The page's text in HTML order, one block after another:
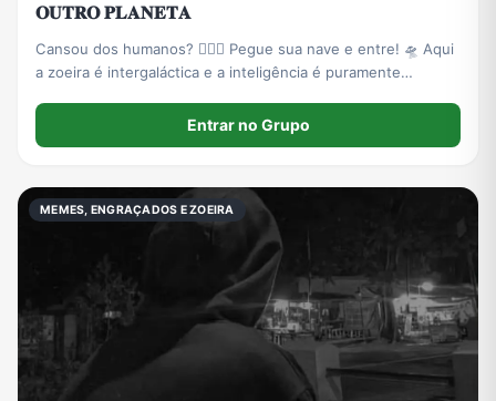
𝐎𝐔𝐓𝐑𝐎 𝐏𝐋𝐀𝐍𝐄𝐓𝐀
Cansou dos humanos? 🤦🏻‍♂️ Pegue sua nave e entre! 🛸 Aqui
a zoeira é intergaláctica e a inteligência é puramente
Entrar no Grupo
MEMES, ENGRAÇADOS E ZOEIRA